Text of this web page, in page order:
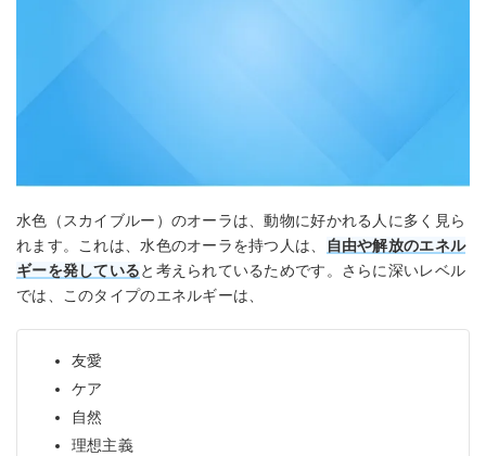
水色（スカイブルー）のオーラは、動物に好かれる人に多く見ら
れます。これは、水色のオーラを持つ人は、
自由や解放のエネル
ギーを発していると考えられているためです。さらに深いレベル
では、このタイプのエネルギーは、
友愛
ケア
自然
理想主義